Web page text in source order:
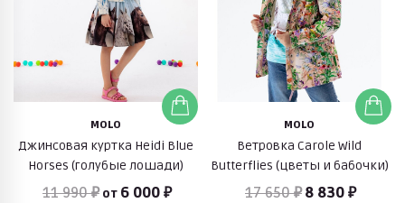
MOLO
Джинсовая куртка Heidi Blue
Horses (голубые лошади)
11 990 ₽ от 6 000 ₽
MOLO
Ветровка Carole Wild
Butterflies (цветы и бабочки)
17 650 ₽ 8 830 ₽